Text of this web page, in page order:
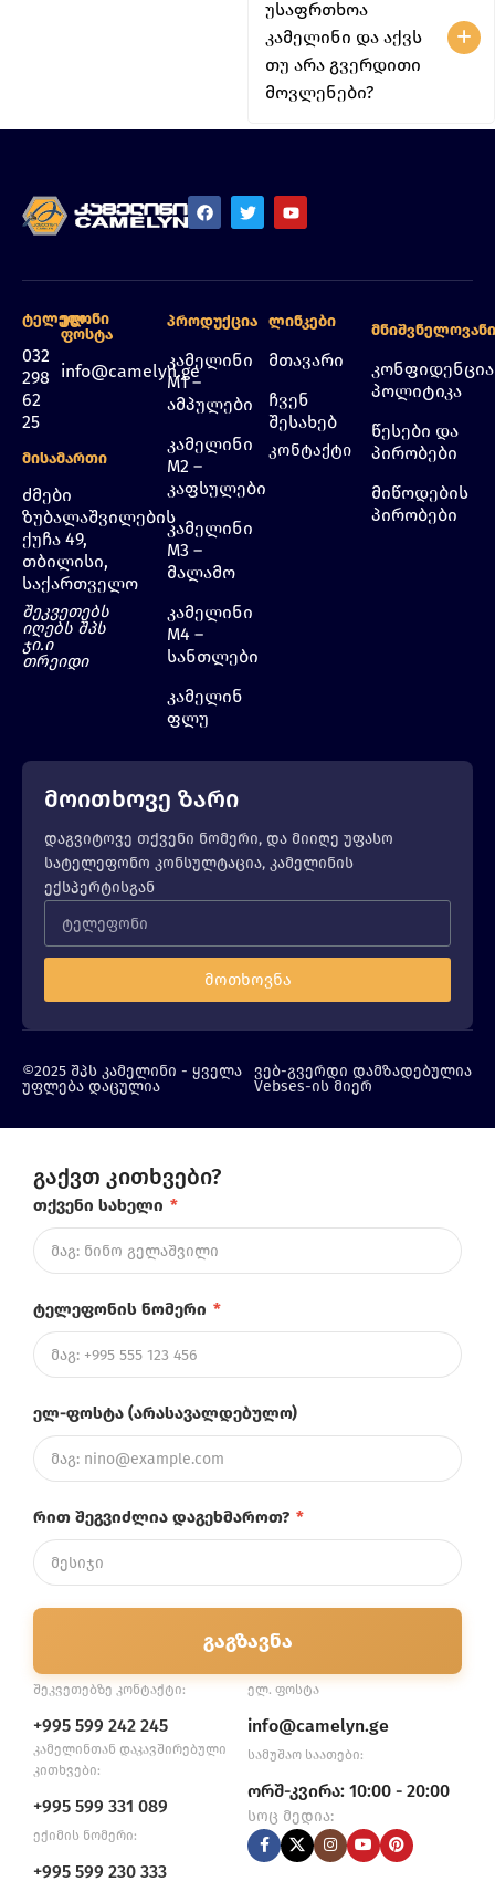
უსაფრთხოა
კამელინი და აქვს
თუ არა გვერდითი
მოვლენები?
Ტელეფონი
032
298
62
25
Ელ.
Ფოსტა
info@camelyn.ge
Მისამართი
ძმები
ზუბალაშვილების
ქუჩა 49,
თბილისი,
საქართველო
შეკვეთებს
იღებს შპს
ჯი.ი
თრეიდი
Პროდუქცია
კამელინი
M1 –
ამპულები
კამელინი
M2 –
კაფსულები
კამელინი
M3 –
მალამო
კამელინი
M4 –
სანთლები
კამელინ
ფლუ
Ლინკები
მთავარი
ჩვენ
შესახებ
კონტაქტი
Მნიშვნელოვანი
პოლიტიკა
წესები და
პირობები
მიწოდების
პირობები
მოითხოვე ზარი
დაგვიტოვე თქვენი ნომერი, და მიიღე უფასო
სატელეფონო კონსულტაცია, კამელინის
ექსპერტისგან
მოთხოვნა
©2025 შპს კამელინი - ყველა
უფლება დაცულია
ვებ-გვერდი დამზადებულია
Vebses-ის მიერ
გაქვთ კითხვები?
თქვენი სახელი *
ტელეფონის ნომერი *
ელ-ფოსტა (არასავალდებულო)
რით შეგვიძლია დაგეხმაროთ? *
გაგზავნა
შეკვეთებზე კონტაქტი:
+995 599 242 245
კამელინთან დაკავშირებული
კითხვები:
+995 599 331 089
ექიმის ნომერი:
+995 599 230 333
ელ. ფოსტა
info@camelyn.ge
სამუშაო საათები:
ორშ-კვირა: 10:00 - 20:00
სოც მედია: